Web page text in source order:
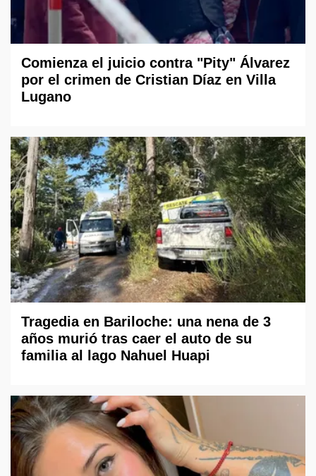
Comienza el juicio contra "Pity" Álvarez
por el crimen de Cristian Díaz en Villa
Lugano
Tragedia en Bariloche: una nena de 3
años murió tras caer el auto de su
familia al lago Nahuel Huapi